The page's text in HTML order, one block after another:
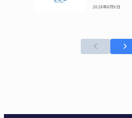
2026年8月9日